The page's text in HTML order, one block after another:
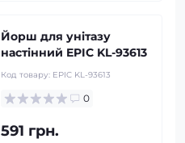
Йорш для унітазу
настінний EPIC KL-93613
Код товару: EPIC KL-93613
0
591 грн.